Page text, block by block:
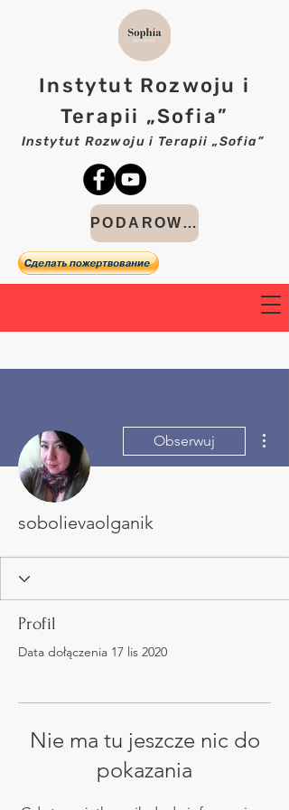
Instytut Rozwoju i
Terapii „Sofia”
Instytut Rozwoju i Terapii „Sofia”
PODAROWAĆ
Obserwuj
sobolievaolganik
Profil
Data dołączenia 17 lis 2020
Nie ma tu jeszcze nic do
pokazania